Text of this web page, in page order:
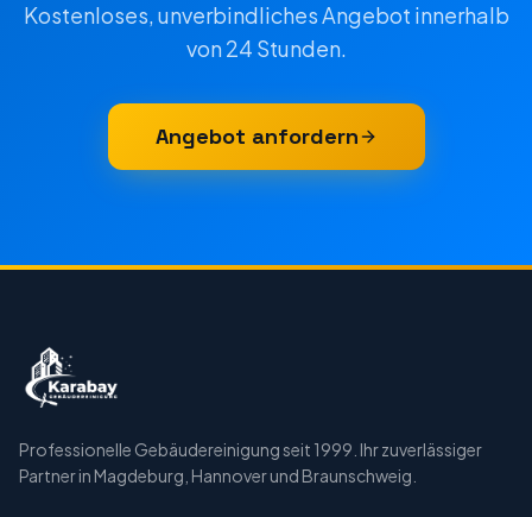
Kostenloses, unverbindliches Angebot innerhalb
von 24 Stunden.
Angebot anfordern
Professionelle Gebäudereinigung seit 1999. Ihr zuverlässiger
Partner in Magdeburg, Hannover und Braunschweig.